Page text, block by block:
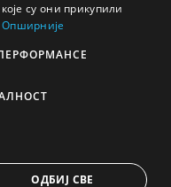
су они прикупили
Опширније
ОДБИЈ СВЕ